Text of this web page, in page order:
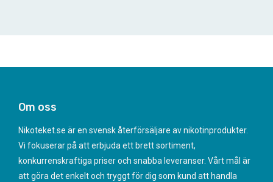
Om oss
Nikoteket.se är en svensk återförsäljare av nikotinprodukter.
Vi fokuserar på att erbjuda ett brett sortiment,
konkurrenskraftiga priser och snabba leveranser. Vårt mål är
att göra det enkelt och tryggt för dig som kund att handla